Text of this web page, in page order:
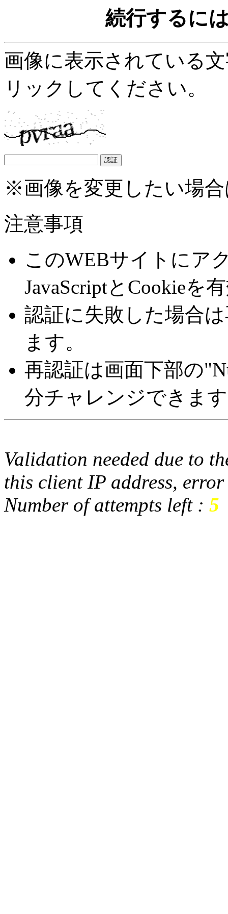
続行するに
画像に表示されている
リックしてください。
※画像を変更したい場
注意事項
このWEBサイトにア
JavaScriptとCookieを
認証に失敗した場合
ます。
再認証は画面下部の
分チャレンジできま
Validation needed due to
this client IP address,
Number of attempts left : 5